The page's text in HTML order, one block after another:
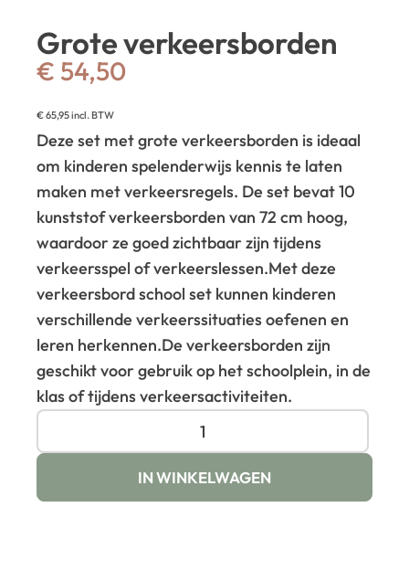
Grote verkeersborden
€ 54,50
€65,95incl. BTW
Deze set met grote verkeersborden is ideaal
om kinderen spelenderwijs kennis te laten
maken met verkeersregels. De set bevat 10
kunststof verkeersborden van 72 cm hoog,
waardoor ze goed zichtbaar zijn tijdens
verkeersspel of verkeerslessen.Met deze
verkeersbord school set kunnen kinderen
verschillende verkeerssituaties oefenen en
leren herkennen.De verkeersborden zijn
geschikt voor gebruik op het schoolplein, in de
klas of tijdens verkeersactiviteiten.
IN WINKELWAGEN